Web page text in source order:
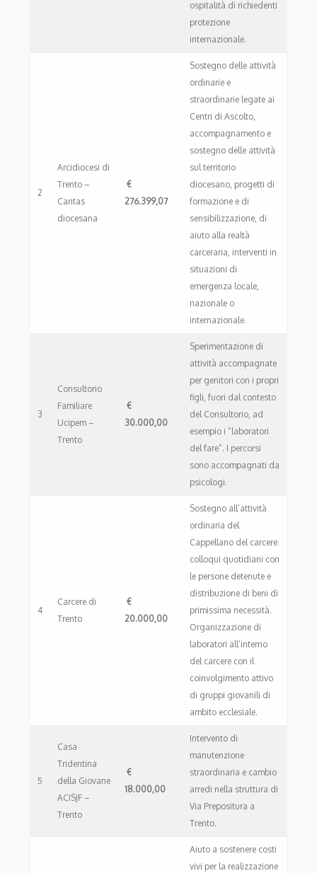
ospitalità di richiedenti
protezione
internazionale.
2
Arcidiocesi di
Trento –
Caritas
diocesana
€
276.399,07
Sostegno delle attività
ordinarie e
straordinarie legate ai
Centri di Ascolto,
accompagnamento e
sostegno delle attività
sul territorio
diocesano, progetti di
formazione e di
sensibilizzazione, di
aiuto alla realtà
carceraria, interventi in
situazioni di
emergenza locale,
nazionale o
internazionale.
3
Consultorio
Familiare
Ucipem –
Trento
€
30.000,00
Sperimentazione di
attività accompagnate
per genitori con i propri
figli, fuori dal contesto
del Consultorio, ad
esempio i “laboratori
del fare”. I percorsi
sono accompagnati da
psicologi.
4
Carcere di
Trento
€
20.000,00
Sostegno all’attività
ordinaria del
Cappellano del carcere:
colloqui quotidiani con
le persone detenute e
distribuzione di beni di
primissima necessità.
Organizzazione di
laboratori all’interno
del carcere con il
coinvolgimento attivo
di gruppi giovanili di
ambito ecclesiale.
5
Casa
Tridentina
della Giovane
ACISJF –
Trento
€
18.000,00
Intervento di
manutenzione
straordinaria e cambio
arredi nella struttura di
Via Prepositura a
Trento.
Aiuto a sostenere costi
vivi per la realizzazione